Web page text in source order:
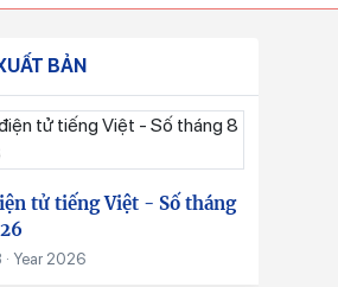
BẢN
tử tiếng Việt - Số tháng
· Year 2026